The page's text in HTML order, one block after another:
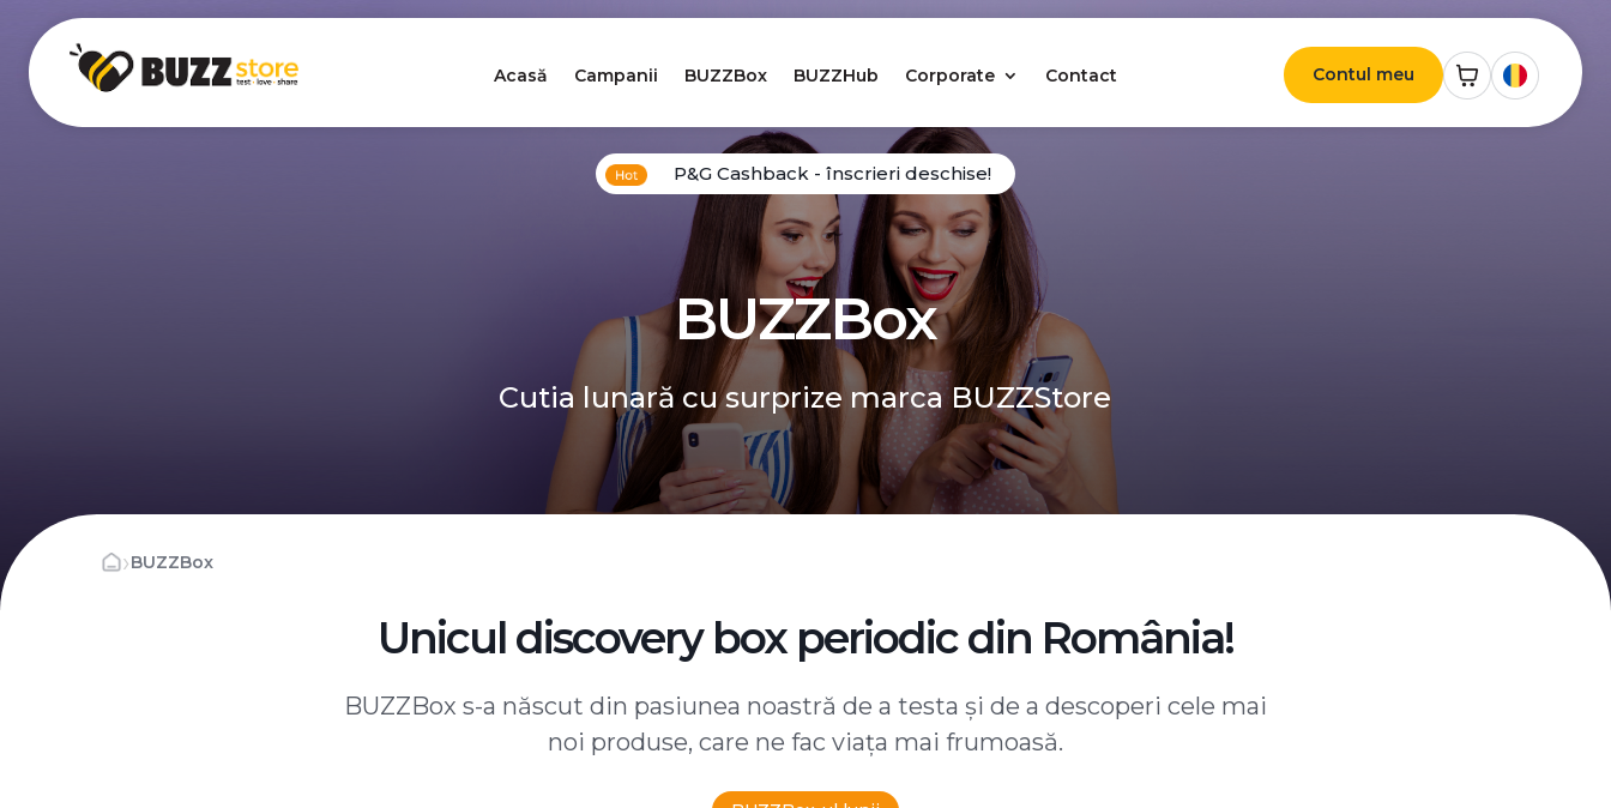
Acasă Campanii BUZZBox BUZZHub Corporate Contact Contul meu
P&G Cashback - înscrieri deschise!
BUZZBox
Cutia lunară cu surprize marca BUZZStore
›BUZZBox
Unicul discovery box periodic din România!
BUZZBox s-a născut din pasiunea noastră de a testa și de a descoperi cele mai
noi produse, care ne fac viața mai frumoasă.